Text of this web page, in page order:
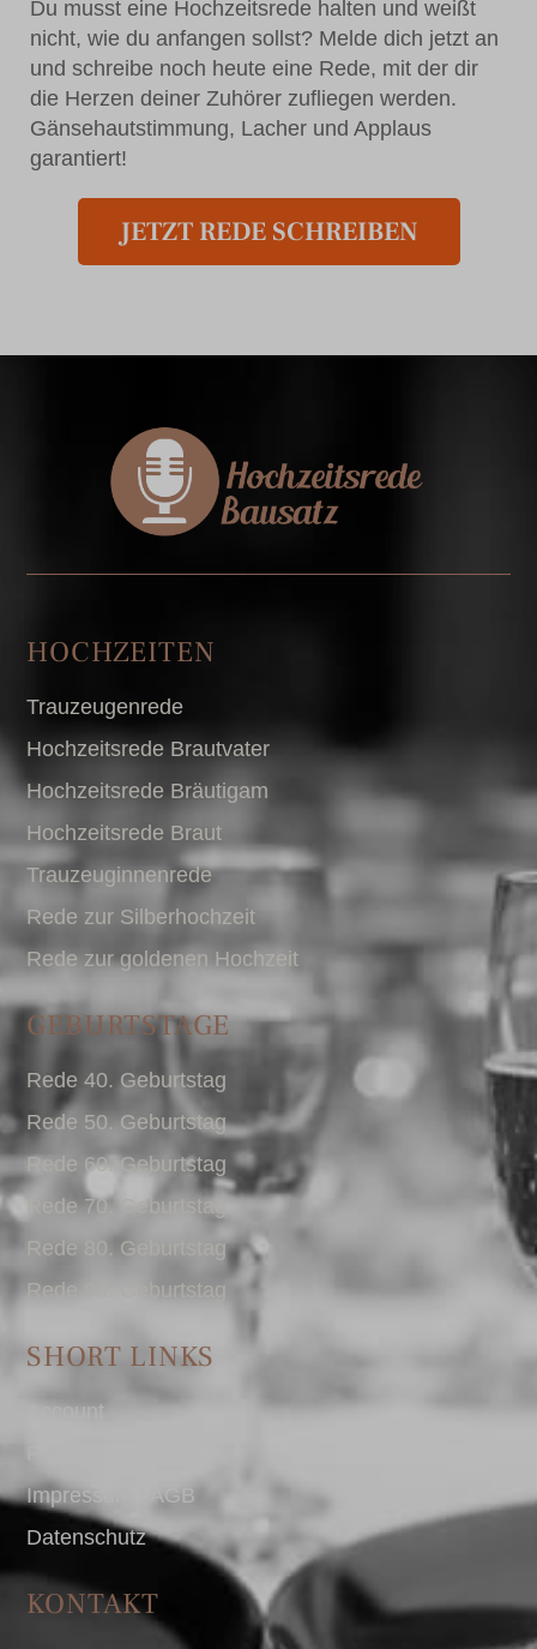
Du musst eine Hochzeitsrede halten und weißt
nicht, wie du anfangen sollst? Melde dich jetzt an
und schreibe noch heute eine Rede, mit der dir
die Herzen deiner Zuhörer zufliegen werden.
Gänsehautstimmung, Lacher und Applaus
garantiert!
JETZT REDE SCHREIBEN
HOCHZEITEN
Trauzeugenrede
Hochzeitsrede Brautvater
Hochzeitsrede Bräutigam
Hochzeitsrede Braut
Trauzeuginnenrede
Rede zur Silberhochzeit
Rede zur goldenen Hochzeit
GEBURTSTAGE
Rede 40. Geburtstag
Rede 50. Geburtstag
Rede 60. Geburtstag
Rede 70. Geburtstag
Rede 80. Geburtstag
Rede 90. Geburtstag
SHORT LINKS
Account
Impressum I AGB
Datenschutz
KONTAKT